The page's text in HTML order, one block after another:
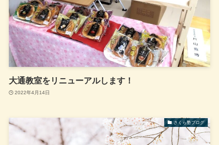
大通教室をリニューアルします！
2022年4月14日
さくら塾ブログ